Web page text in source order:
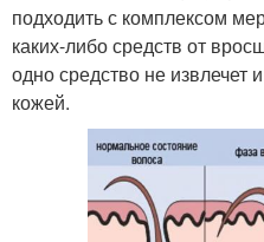
подходить с комплексом
каких-либо средств от
одно средство не извлечет
кожей.